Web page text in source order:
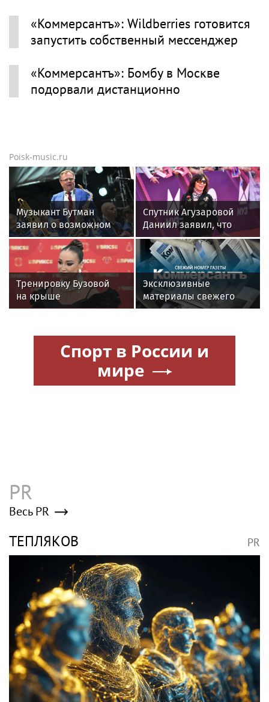
«Коммерсантъ»: Wildberries готовится
запустить собственный мессенджер
«Коммерсантъ»: Бомбу в Москве
подорвали дистанционно
Poisk-music.ru
Музыкант Бутман
заявил о возможном
появлении первого в
России джазового вуза
Спутник Агузаровой
Даниил заявил, что
решал рабочие
вопросы с певицей в
отеле
Тренировку Бузовой
на крыше
в тридцатиградусную
Эксклюзивные
материалы свежего
номера газеты
Спорт в России и
мире
PR
Весь PR
ТЕПЛЯКОВ PR